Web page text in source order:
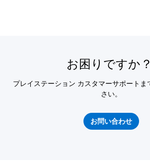
お困りですか？
プレイステーション カスタマーサポートま
さい。
お問い合わせ